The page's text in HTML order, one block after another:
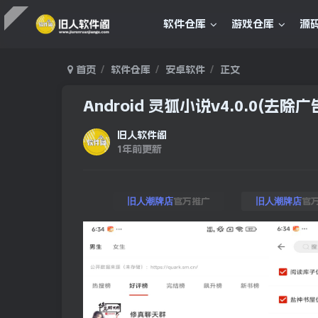
软件仓库 游戏仓库 源
首页 软件仓库 安卓软件 正文
Android 灵狐小说v4.0.0(去除广
旧人软件阁
1年前更新
旧人潮牌店官方推广 旧人潮牌店官